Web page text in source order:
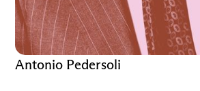
Antonio Pedersoli